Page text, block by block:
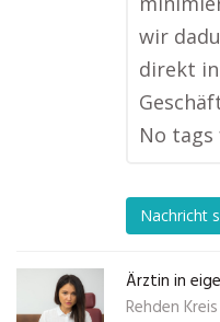
wir
direkt
No
Nachricht
Ärztin in
Rehden